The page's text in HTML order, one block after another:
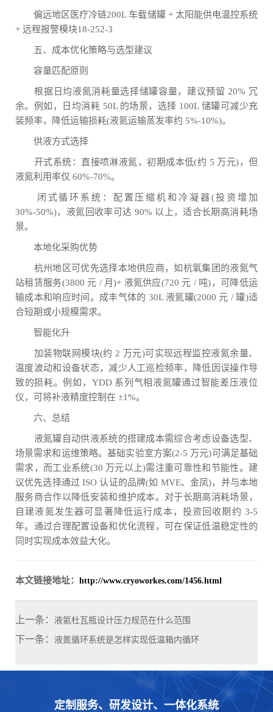
偏远地区医疗冷链200L 车载储罐 + 太阳能供电温控系统
+ 远程报警模块18-252-3
五、成本优化策略与选型建议
容量匹配原则
根据日均液氮消耗量选择储罐容量，建议预留 20% 冗
余。例如，日均消耗 50L 的场景，选择 100L 储罐可减少充
装频率，降低运输损耗(液氮运输蒸发率约 5%-10%)。
供液方式选择
开式系统：直接喷淋液氮，初期成本低(约 5 万元)，但
液氮利用率仅 60%-70%。
闭式循环系统：配置压缩机和冷凝器(投资增加
30%-50%)，液氮回收率可达 90% 以上，适合长期高消耗场
景。
本地化采购优势
杭州地区可优先选择本地供应商，如杭氧集团的液氮气
站租赁服务(3800 元 / 月)+ 液氮供应(720 元 / 吨)，可降低运
输成本和响应时间。成丰气体的 30L 液氮罐(2000 元 / 罐)适
合短期或小规模需求。
智能化升
加装物联网模块(约 2 万元)可实现远程监控液氮余量、
温度波动和设备状态，减少人工巡检频率，降低因误操作导
致的损耗。例如，YDD 系列气相液氮罐通过智能差压液位
仪，可将补液精度控制在 ±1%。
六、总结
液氮罐自动供液系统的搭建成本需综合考虑设备选型、
场景需求和运维策略。基础实验室方案(2-5 万元)可满足基础
需求，而工业系统(30 万元以上)需注重可靠性和节能性。建
议优先选择通过 ISO 认证的品牌(如 MVE、金凤)，并与本地
服务商合作以降低安装和维护成本。对于长期高消耗场景，
自建液氮发生器可显著降低运行成本，投资回收期约 3-5
年。通过合理配置设备和优化流程，可在保证低温稳定性的
同时实现成本效益大化。
本文链接地址： http://www.cryoworkes.com/1456.html
上一条： 液氦杜瓦瓶设计压力规范在什么范围
下一条： 液氮循环系统是怎样实现低温箱内循环
定制服务、研发设计、一体化系统